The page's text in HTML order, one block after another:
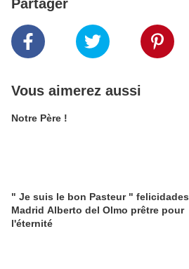
Partager
Vous aimerez aussi
Notre Père !
" Je suis le bon Pasteur " felicidades
Madrid Alberto del Olmo prêtre pour
l'éternité